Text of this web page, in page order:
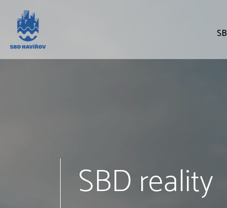
SBD reality